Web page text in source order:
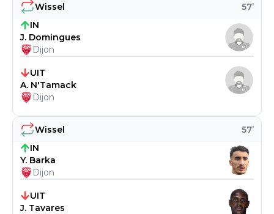
Wissel 57’
IN
Y. Barka
Dijon
UIT
J. Tavares
Wissel 57’
IN
J. Domingues
Dijon
UIT
A. N'Tamack
Dijon